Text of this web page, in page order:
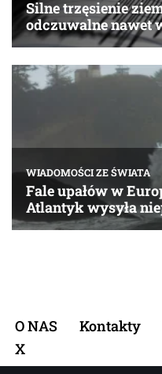
O NAS Kontakty
X